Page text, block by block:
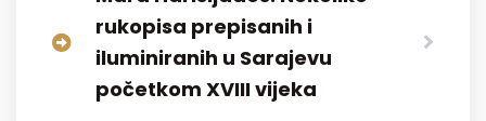
rukopisa prepisanih i
iluminiranih u Sarajevu
početkom XVIII vijeka